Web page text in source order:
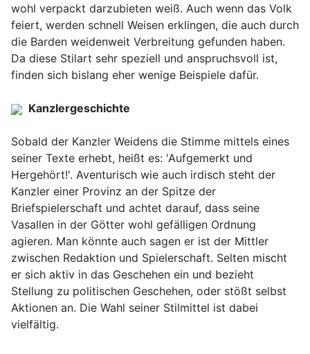
wohl verpackt darzubieten weiß. Auch wenn das Volk
feiert, werden schnell Weisen erklingen, die auch durch
die Barden weidenweit Verbreitung gefunden haben.
Da diese Stilart sehr speziell und anspruchsvoll ist,
finden sich bislang eher wenige Beispiele dafür.
Kanzlergeschichte
Sobald der Kanzler Weidens die Stimme mittels eines
seiner Texte erhebt, heißt es: 'Aufgemerkt und
Hergehört!'. Aventurisch wie auch irdisch steht der
Kanzler einer Provinz an der Spitze der
Briefspielerschaft und achtet darauf, dass seine
Vasallen in der Götter wohl gefälligen Ordnung
agieren. Man könnte auch sagen er ist der Mittler
zwischen Redaktion und Spielerschaft. Selten mischt
er sich aktiv in das Geschehen ein und bezieht
Stellung zu politischen Geschehen, oder stößt selbst
Aktionen an. Die Wahl seiner Stilmittel ist dabei
vielfältig.